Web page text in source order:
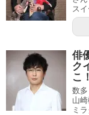
ス
俳
ク
こ
数
山
ミ